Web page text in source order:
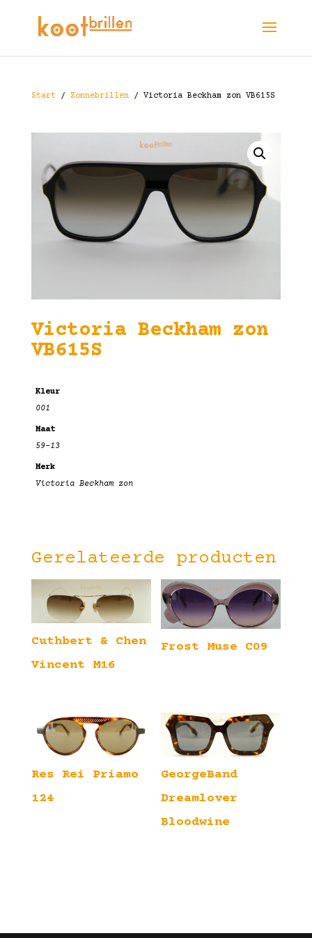
Start/ Zonnebrillen/ Victoria Beckham zon VB615S
Victoria Beckham zon
VB615S
Kleur
001
Maat
59-13
Merk
Victoria Beckham zon
Gerelateerde producten
Cuthbert & Chen
Vincent M16
Frost Muse C09
Res Rei Priamo
124
GeorgeBand
Dreamlover
Bloodwine